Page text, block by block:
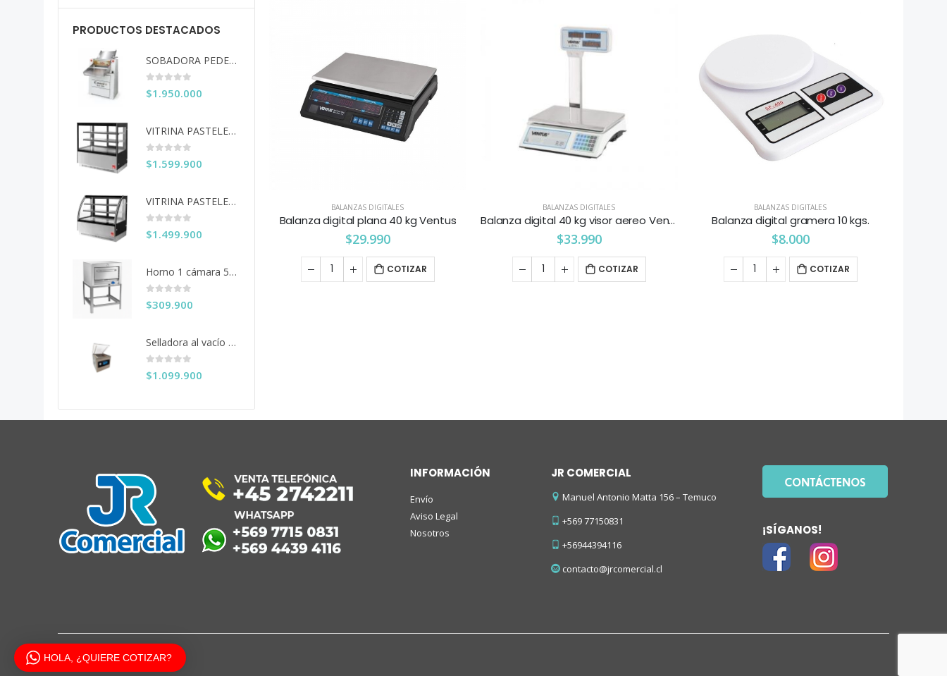
BALANZAS DIGITALES
Balanza digital plana 40 kg Ventus
$29.990
COTIZAR
BALANZAS DIGITALES
Balanza digital 40 kg visor aereo Ventus
$33.990
COTIZAR
BALANZAS DIGITALES
Balanza digital gramera 10 kgs.
$8.000
COTIZAR
PRODUCTOS DESTACADOS
SOBADORA PEDESTAL 60 CM COUSIÑO
0
$1.950.000
VITRINA PASTELERA ITA RECTA 150 CM
0
$1.599.900
VITRINA PASTELERA ITA CURVA 150 CM
0
$1.499.900
Horno 1 cámara 50x50 Ventus
0
$309.900
Selladora al vacío 40 cms. KDZ-400/2F
0
$1.099.900
INFORMACIÓN
Envío
Aviso Legal
Nosotros
JR COMERCIAL
Manuel Antonio Matta 156 – Temuco
+569 77150831
+56944394116
contacto@jrcomercial.cl
¡SÍGANOS!
JR COMERCIAL 2020
HOLA, ¿QUIERE COTIZAR?